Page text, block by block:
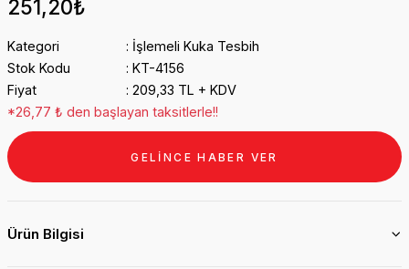
251,20₺
Kategori
İşlemeli Kuka Tesbih
Stok Kodu
KT-4156
Fiyat
209,33 TL + KDV
*26,77 ₺ den başlayan taksitlerle!!
GELİNCE HABER VER
Ürün Bilgisi